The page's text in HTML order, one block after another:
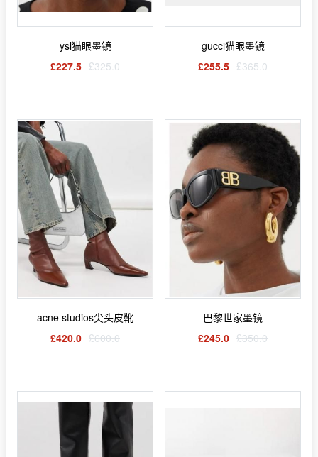
ysl猫眼墨镜
£227.5 £325.0
gucci猫眼墨镜
£255.5 £365.0
acne studios尖头皮靴
£420.0 £600.0
巴黎世家墨镜
£245.0 £350.0